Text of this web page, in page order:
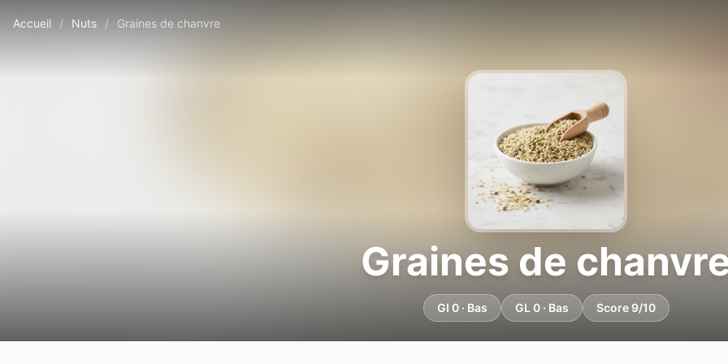
Accueil / Nuts / Graines de chanvre
Graines de
GI 0 · Bas GL 0 · Bas Score 9/10